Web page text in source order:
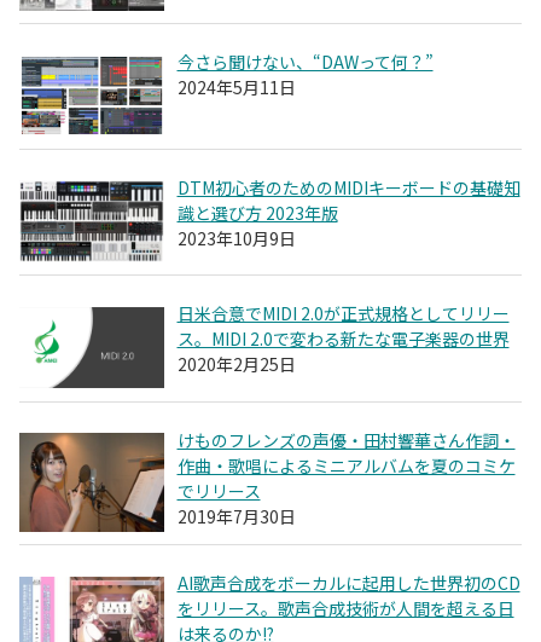
今さら聞けない、“DAWって何？”
2024年5月11日
DTM初心者のためのMIDIキーボードの基礎知
識と選び方 2023年版
2023年10月9日
日米合意でMIDI 2.0が正式規格としてリリー
ス。MIDI 2.0で変わる新たな電子楽器の世界
2020年2月25日
けものフレンズの声優・田村響華さん作詞・
作曲・歌唱によるミニアルバムを夏のコミケ
でリリース
2019年7月30日
AI歌声合成をボーカルに起用した世界初のCD
をリリース。歌声合成技術が人間を超える日
は来るのか!?